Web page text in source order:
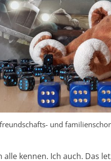
und
kennen. Ich auch. Das